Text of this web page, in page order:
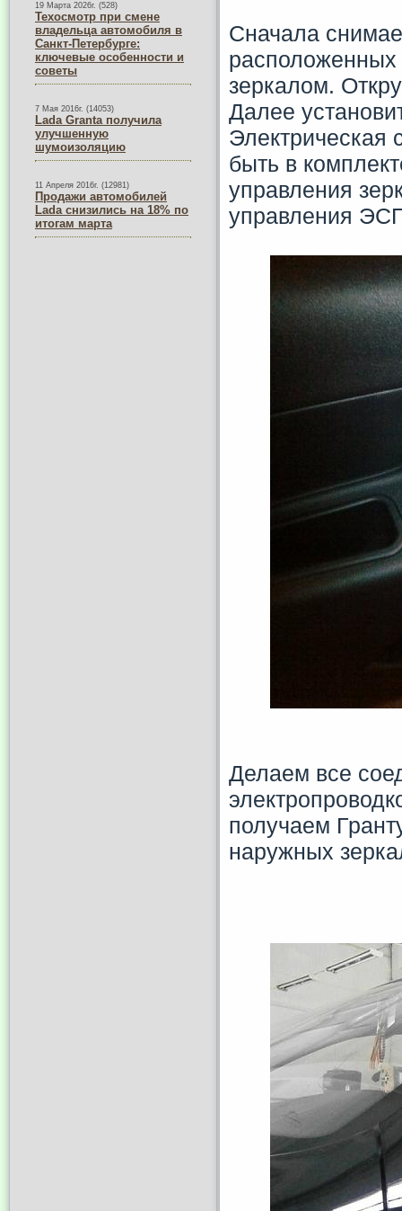
19 Марта 2026г. (528)
Техосмотр при смене
владельца автомобиля в
Санкт-Петербурге:
ключевые особенности и
советы
7 Мая 2016г. (14053)
Lada Granta получила
улучшенную
шумоизоляцию
11 Апреля 2016г. (12981)
Продажи автомобилей
Lada снизились на 18% по
итогам марта
Сначала
расположенных
зеркалом.
Далее
Электрическая
быть в
управления
управления
Делаем все
получаем
наружных